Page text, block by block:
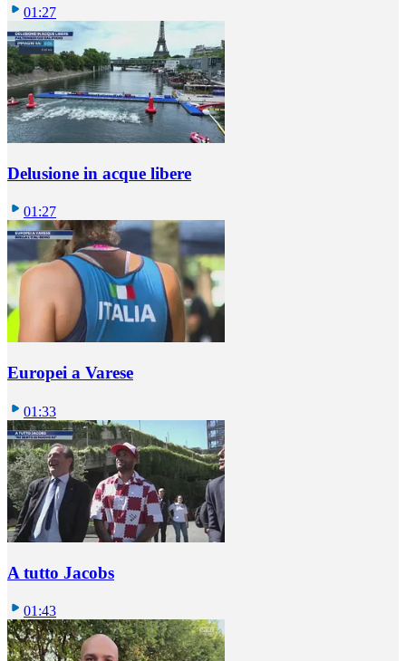
01:27
Delusione in acque libere
01:27
Europei a Varese
01:33
A tutto Jacobs
01:43